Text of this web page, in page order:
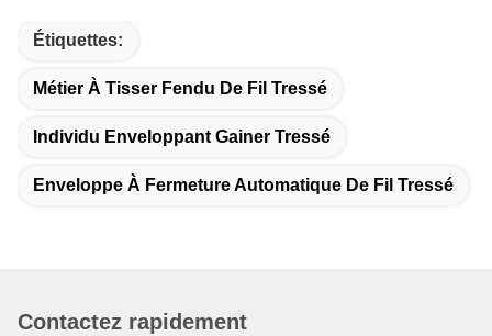
Étiquettes:
Métier À Tisser Fendu De Fil Tressé
Individu Enveloppant Gainer Tressé
Enveloppe À Fermeture Automatique De Fil Tressé
Contactez rapidement